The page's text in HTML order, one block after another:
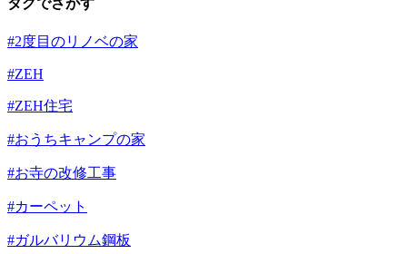
タグでさがす
#2度目のリノベの家
#ZEH
#ZEH住宅
#おうちキャンプの家
#お寺の改修工事
#カーペット
#ガルバリウム鋼板